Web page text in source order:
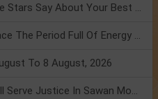
Friendship Day 2026: What The Stars Say About Your Best Friend!
Mars Transit In Gemini: Embrace The Period Full Of Energy & Intelligence
To 8 August, 2026
Shanivar Vrat 2026: Saturn Will Serve Justice In Sawan Month!